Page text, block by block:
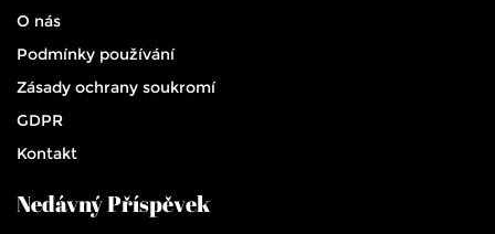
O nás
Podmínky používání
Zásady ochrany soukromí
GDPR
Kontakt
Nedávný Příspěvek